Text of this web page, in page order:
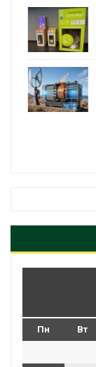
Пн Вт